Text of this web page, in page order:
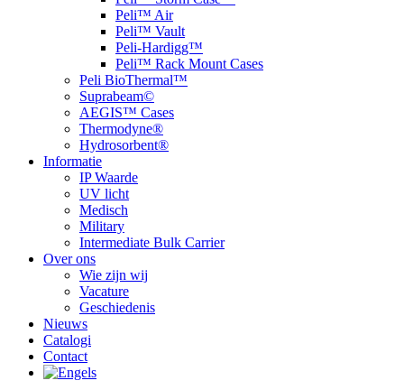
Peli™ Air
Peli™ Vault
Peli-Hardigg™
Peli™ Rack Mount Cases
Peli BioThermal™
Suprabeam©
AEGIS™ Cases
Thermodyne®
Hydrosorbent®
Informatie
IP Waarde
UV licht
Medisch
Military
Intermediate Bulk Carrier
Over ons
Wie zijn wij
Vacature
Geschiedenis
Nieuws
Catalogi
Contact